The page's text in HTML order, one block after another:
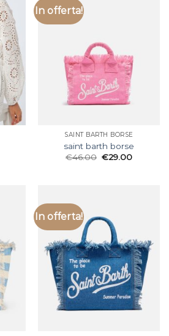
In offerta!
SAINT BARTH BORSE
saint barth borse
€46.00 €29.00
In offerta!